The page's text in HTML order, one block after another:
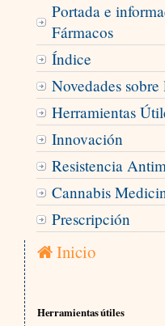
Portada e
Fármacos
Índice
Novedades
Herramientas
Innovación
Resistencia
Cannabis
Prescripción
Inicio
Herramientas útiles